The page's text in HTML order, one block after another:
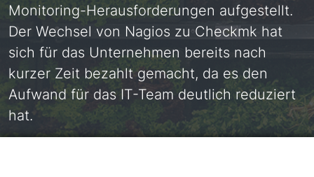
Monitoring-Herausforderungen aufgestellt.
Der Wechsel von Nagios zu Checkmk hat
sich für das Unternehmen bereits nach
kurzer Zeit bezahlt gemacht, da es den
Aufwand für das IT-Team deutlich reduziert
hat.